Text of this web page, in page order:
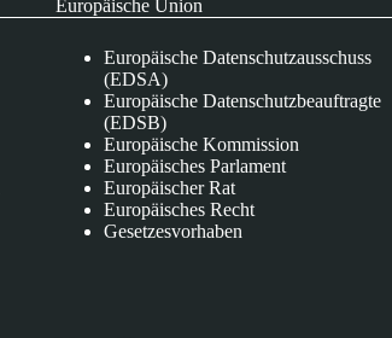
Europäische Union
Europäische Datenschutzausschuss
(EDSA)
Europäische Datenschutzbeauftragte
(EDSB)
Europäische Kommission
Europäisches Parlament
Europäischer Rat
Europäisches Recht
Gesetzesvorhaben